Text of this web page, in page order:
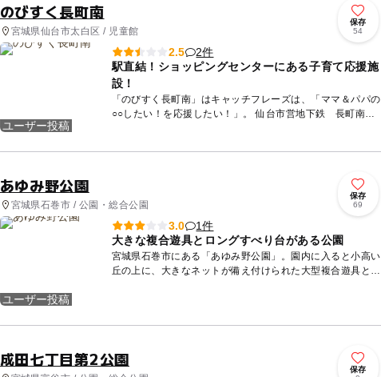
のびすく長町南
宮城県仙台市太白区 / 児童館
保存
54
ユーザー投稿
2.5
2件
駅直結！ショッピングセンターにある子育て応援施
設！
「のびすく長町南」はキャッチフレーズは、「ママ＆パパの
○○したい！を応援したい！」。 仙台市営地下鉄 長町南駅
あゆみ野公園
宮城県石巻市 / 公園・総合公園
保存
69
ユーザー投稿
3.0
1件
大きな複合遊具とロングすべり台がある公園
宮城県石巻市にある「あゆみ野公園」。園内に入ると小高い
丘の上に、大きなネットが備え付けられた大型複合遊具と長
成田七丁目第2公園
保存